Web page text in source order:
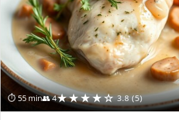
⏱ 55 min👥 4★★★★☆ 3.8 (5)